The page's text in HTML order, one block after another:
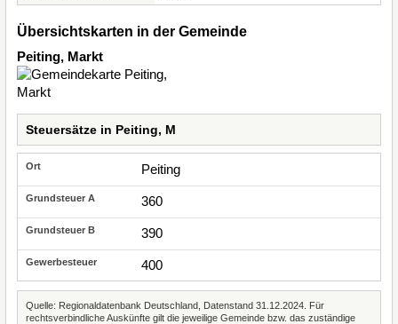
Übersichtskarten in der Gemeinde
Peiting, Markt
Steuersätze in Peiting, M
Peiting
360
390
400
Quelle: Regionaldatenbank Deutschland, Datenstand 31.12.2024. Für
rechtsverbindliche Auskünfte gilt die jeweilige Gemeinde bzw. das zuständige